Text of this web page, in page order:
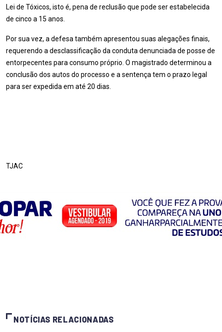
Lei de Tóxicos, isto é, pena de reclusão que pode ser estabelecida
de cinco a 15 anos.
Por sua vez, a defesa também apresentou suas alegações finais,
requerendo a desclassificação da conduta denunciada de posse de
entorpecentes para consumo próprio. O magistrado determinou a
conclusão dos autos do processo e a sentença tem o prazo legal
para ser expedida em até 20 dias.
TJAC
NOTÍCIAS RELACIONADAS